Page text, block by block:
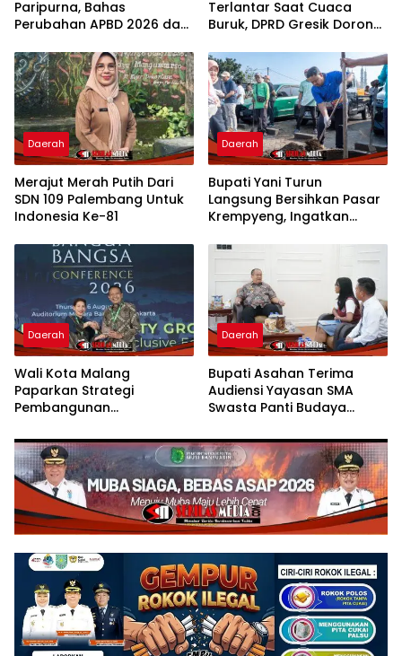
Paripurna, Bahas
Perubahan APBD 2026 dan
Terlantar Saat Cuaca
Buruk, DPRD Gresik Dorong
Daerah
Merajut Merah Putih Dari
SDN 109 Palembang Untuk
Indonesia Ke-81
Daerah
Bupati Yani Turun
Langsung Bersihkan Pasar
Krempyeng, Ingatkan
Panjang
Daerah
Wali Kota Malang
Paparkan Strategi
Pembangunan
Nasional CNN Indonesia
Daerah
Bupati Asahan Terima
Audiensi Yayasan SMA
Swasta Panti Budaya
Grace Natalie Sagala